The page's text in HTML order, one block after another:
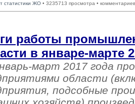
статистики ЖО • 3235713 просмотра •
работы
в январе-марте
март 2017 года
области
подсобные